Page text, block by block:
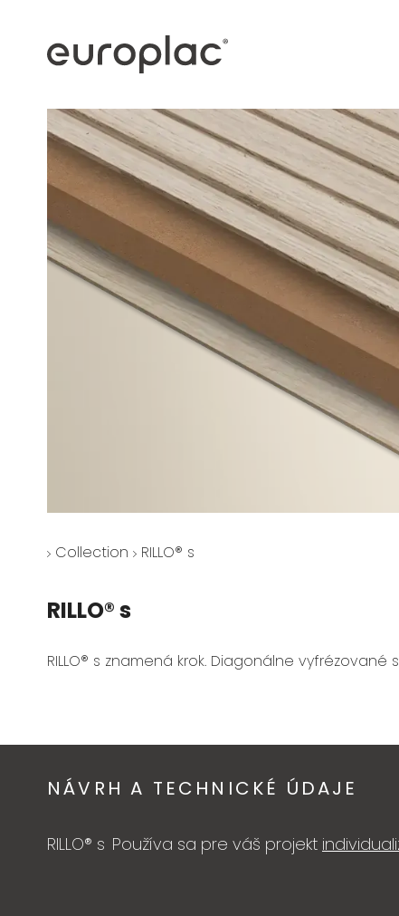
Collection RILLO® s
RILLO® s
RILLO® s znamená krok. Diagonálne
NÁVRH A TECHNICKÉ ÚDAJE
RILLO® s Používa sa pre váš projekt